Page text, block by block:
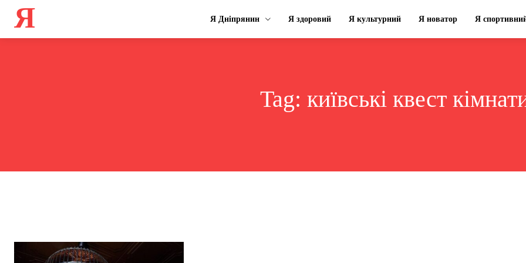
Я Я Дніпрянин Я здоровий Я культурний Я новатор Я
Tag: київські квест